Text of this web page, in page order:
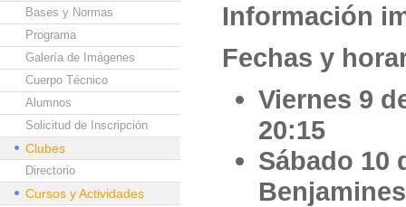
Bases y Normas
Programa
Galería de Imágenes
Cuerpo Técnico
Alumnos
Solicitud de Inscripción
Clubes
Directorio
Cursos y Actividades
Información
Fechas y
Viernes 9
20:15
Sábado 10